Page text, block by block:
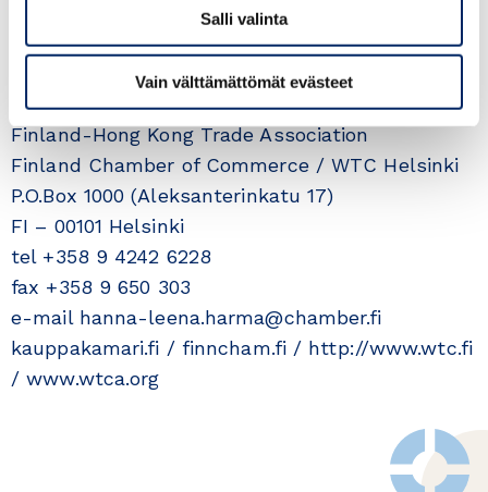
Salli valinta
Vain välttämättömät evästeet
More information:
Hanna-Leena Harma
Finland-Hong Kong Trade Association
Finland Chamber of Commerce / WTC Helsinki
P.O.Box 1000 (Aleksanterinkatu 17)
FI – 00101 Helsinki
tel +358 9 4242 6228
fax +358 9 650 303
e-mail hanna-leena.harma@chamber.fi
kauppakamari.fi / finncham.fi / http://www.wtc.fi
/ www.wtca.org